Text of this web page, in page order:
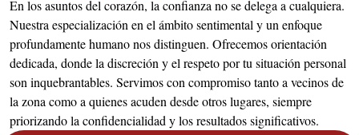
En los asuntos del corazón, la confianza no se delega a cualquiera.
Nuestra especialización en el ámbito sentimental y un enfoque
profundamente humano nos distinguen. Ofrecemos orientación
dedicada, donde la discreción y el respeto por tu situación personal
son inquebrantables. Servimos con compromiso tanto a vecinos de
la zona como a quienes acuden desde otros lugares, siempre
priorizando la confidencialidad y los resultados significativos.